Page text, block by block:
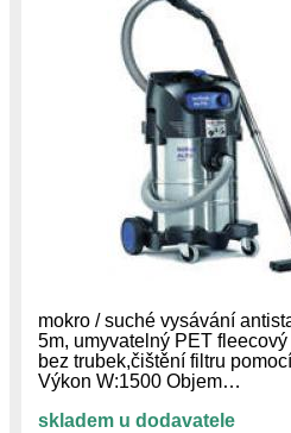
mokro / suché vysávání
5m, umyvatelný PET fleecový
bez trubek,čištění filtru
Výkon W:1500 Objem…
skladem u dodavatele